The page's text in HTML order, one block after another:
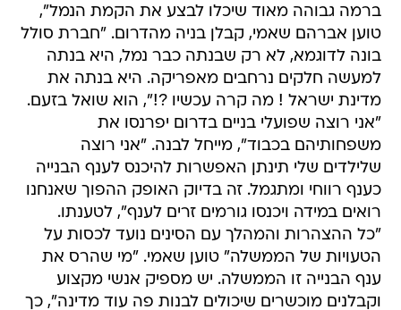
ברמה גבוהה מאוד שיכלו לבצע את הקמת הנמל",
טוען אברהם שאמי, קבלן בניה מהדרום. "חברת סולל
בונה לדוגמא, לא רק שבנתה כבר נמל, היא בנתה
למעשה חלקים נרחבים מאפריקה. היא בנתה את
מדינת ישראל ! מה קרה עכשיו ?!", הוא שואל בזעם.
"אני רוצה שפועלי בניים בדרום יפרנסו את
משפחותיהם בכבוד", מייחל לבנה. "אני רוצה
שלילדים שלי תינתן האפשרות להיכנס לענף הבנייה
כענף רווחי ומתגמל. זה בדיוק האופק ההפוך שאנחנו
רואים במידה ויכנסו גורמים זרים לענף", לטענתו.
"כל ההצהרות והמהלך עם הסינים נועד לכסות על
הטעויות של הממשלה" טוען שאמי. "מי שהרס את
ענף הבנייה זו הממשלה. יש מספיק אנשי מקצוע
וקבלנים מוכשרים שיכולים לבנות פה עוד מדינה", כך